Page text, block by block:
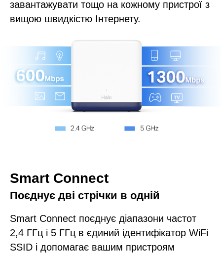
завантажувати тощо на кожному пристрої з
вищою швидкістю Інтернету.
Smart Connect
Поєднує дві стрічки в одній
Smart Connect поєднує діапазони частот
2,4 ГГц і 5 ГГц в єдиний ідентифікатор WiFi
SSID і допомагає вашим пристроям